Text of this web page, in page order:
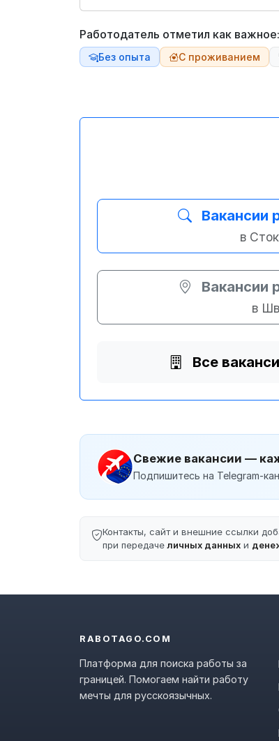
Работодатель отметил как важное:
Без опыта С проживанием
Вакансии
в
Вакансии
в
Все
Свежие вакансии —
Подпишитесь на Telegram-
Контакты, сайт и внешние ссылки
при передачеличных данных и
RABOTAGO.COM
Платформа для поиска работы за
границей. Помогаем найти работу
мечты для русскоязычных.